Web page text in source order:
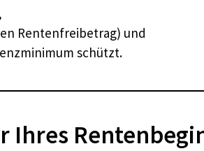
Rentenfreibetrag) und
schützt.
Ihres